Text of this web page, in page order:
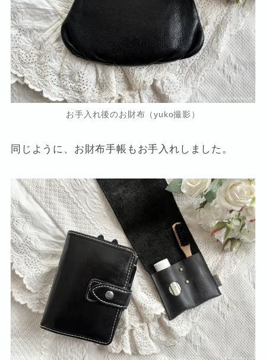
お手入れ後のお財布（yuko撮影）
同じように、お財布手帳もお手入れしました。